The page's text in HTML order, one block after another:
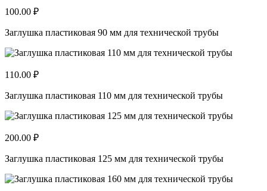
100.00 ₽
Заглушка пластиковая 90 мм для технической трубы
110.00 ₽
Заглушка пластиковая 110 мм для технической трубы
200.00 ₽
Заглушка пластиковая 125 мм для технической трубы